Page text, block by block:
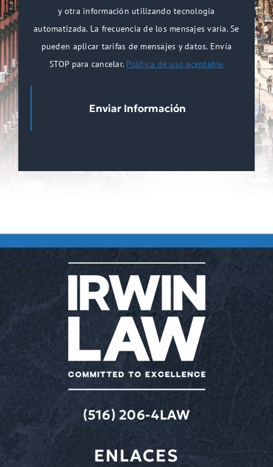
y otra información utilizando tecnología
automatizada. La frecuencia de los mensajes varía. Se
pueden aplicar tarifas de mensajes y datos. Envía
STOP para cancelar. Política de uso aceptable
(516) 206-4LAW
ENLACES